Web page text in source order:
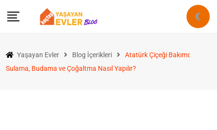
Yaşayan Evler Blog İçerikleri
Atatürk Çiçeği Bakımı:
Sulama, Budama ve Çoğaltma Nasıl Yapılır?